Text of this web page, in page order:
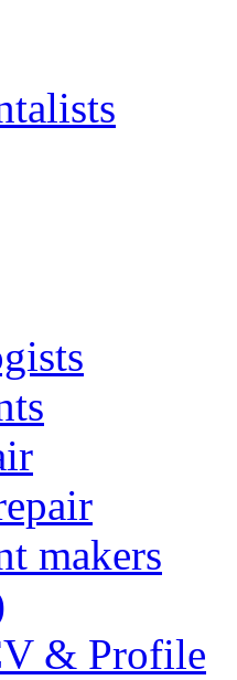
makers
& Profile